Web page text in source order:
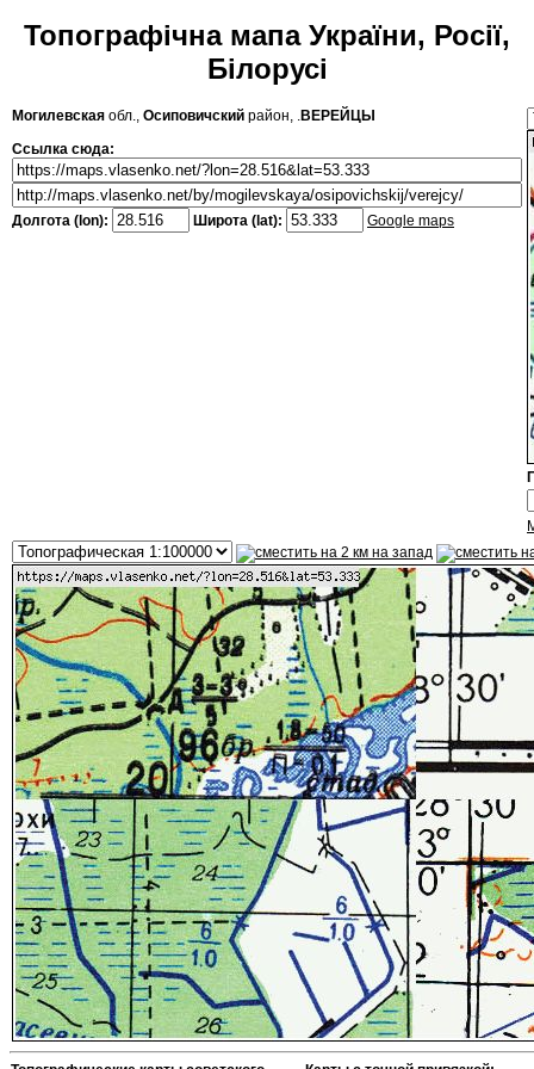
Топографічна мапа України, Росії,
Білорусі
Могилевская обл., Осиповичский район, .ВЕРЕЙЦЫ
Ссылка сюда:
Долгота (lon): Широта (lat): Google maps